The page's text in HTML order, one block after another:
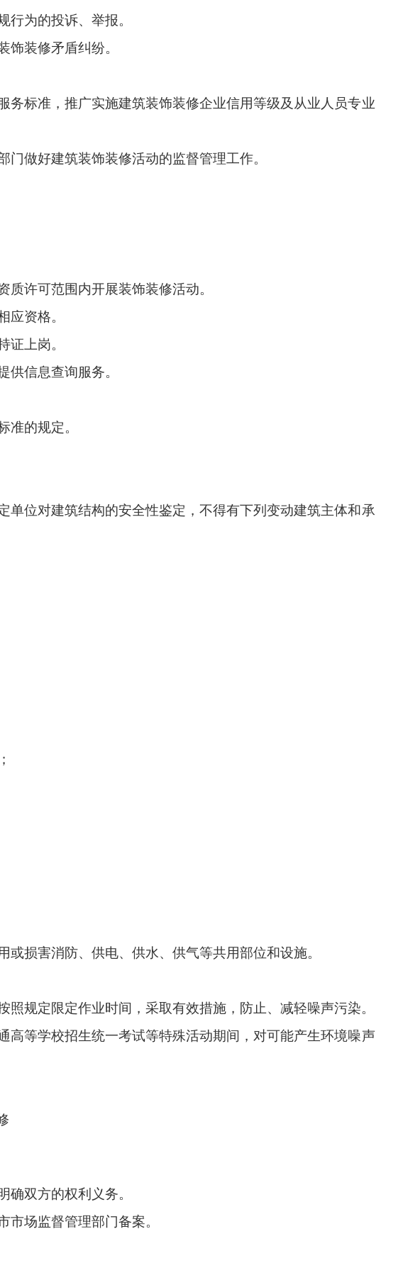
为的投诉、举报。
装修矛盾纠纷。
标准，推广实施建筑装饰装修企业信用等级及从业人员专业
做好建筑装饰装修活动的监督管理工作。
许可范围内开展装饰装修活动。
应资格。
证上岗。
信息查询服务。
的规定。
位对建筑结构的安全性鉴定，不得有下列变动建筑主体和承
损害消防、供电、供水、供气等共用部位和设施。
规定限定作业时间，采取有效措施，防止、减轻噪声污染。
等学校招生统一考试等特殊活动期间，对可能产生环境噪声
双方的权利义务。
场监督管理部门备案。